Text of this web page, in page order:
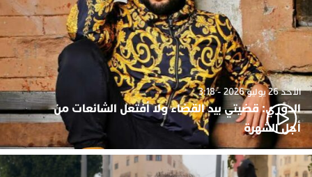
الأحد 26 يوليو 2026 - 3:18
الدوزي: قضيتي بيد القضاء ولا أفتعل الشائعات من
أجل الشهرة